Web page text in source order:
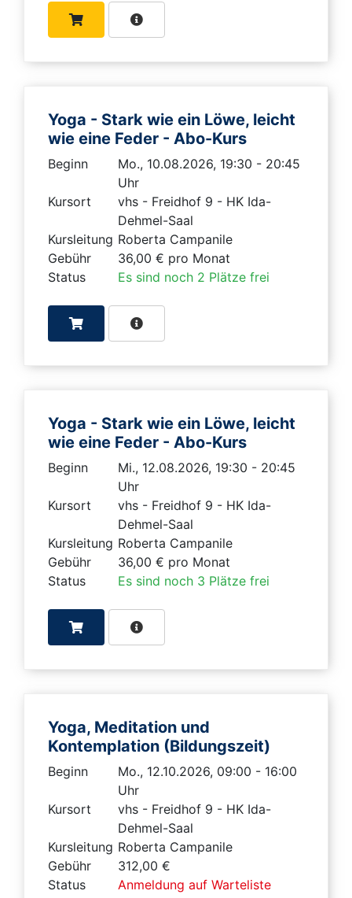
Yoga - Stark wie ein Löwe, leicht
wie eine Feder - Abo-Kurs
Beginn
Mo., 10.08.2026, 19:30 - 20:45
Uhr
Kursort
vhs - Freidhof 9 - HK Ida-
Dehmel-Saal
Kursleitung Roberta Campanile
Gebühr
36,00 € pro Monat
Status
Es sind noch 2 Plätze frei
Yoga - Stark wie ein Löwe, leicht
wie eine Feder - Abo-Kurs
Beginn
Mi., 12.08.2026, 19:30 - 20:45
Uhr
Kursort
vhs - Freidhof 9 - HK Ida-
Dehmel-Saal
Kursleitung Roberta Campanile
Gebühr
36,00 € pro Monat
Status
Es sind noch 3 Plätze frei
Yoga, Meditation und
Kontemplation (Bildungszeit)
Beginn
Mo., 12.10.2026, 09:00 - 16:00
Uhr
Kursort
vhs - Freidhof 9 - HK Ida-
Dehmel-Saal
Kursleitung Roberta Campanile
Gebühr
312,00 €
Status
Anmeldung auf Warteliste